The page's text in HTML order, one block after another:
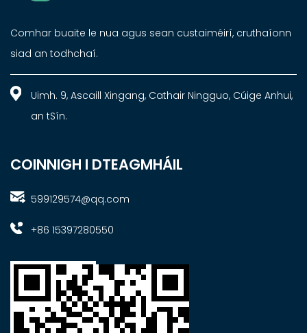
Comhar buaite le nua agus sean custaiméirí, cruthaíonn
siad an todhchaí.
Uimh. 9, Ascaill Xingang, Cathair Ningguo, Cúige Anhui,
an tSín.
COINNIGH I DTEAGMHÁIL
599129574@qq.com
+86 15397280550